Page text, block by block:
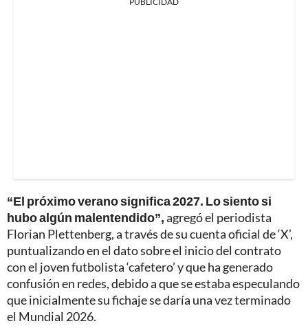
“El próximo verano significa 2027. Lo siento si
hubo algún malentendido”,agregó el periodista
Florian Plettenberg, a través de su cuenta oficial de ‘X’,
puntualizando en el dato sobre el inicio del contrato
con el joven futbolista ‘cafetero’ y que ha generado
confusión en redes, debido a que se estaba especulando
que inicialmente su fichaje se daría una vez terminado
el Mundial 2026.